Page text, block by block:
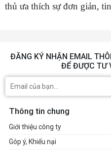
thủ ưa thích sự đơn giản,
ĐĂNG KÝ NHẬN EMAIL
ĐỂ ĐƯỢC TƯ
Thông tin chung
Giới thiệu công ty
Góp ý, Khiếu nại